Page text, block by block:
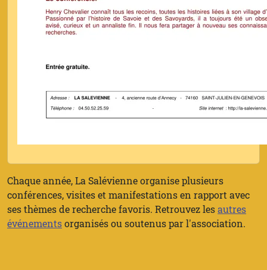
Chaque année, La Salévienne organise plusieurs
conférences, visites et manifestations en rapport avec
ses thèmes de recherche favoris. Retrouvez lesautres
événementsorganisés ou soutenus par l'association.